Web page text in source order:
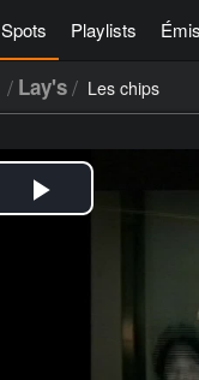
Spots Playlists
/ Lay's/ Les chips